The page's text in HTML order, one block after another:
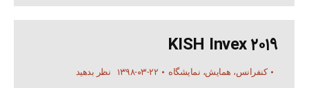
KISH Invex ۲۰۱۹
کنفرانس، همایش، نمایشگاه ۱۳۹۸-۰۳-۲۲ نظر بدهید